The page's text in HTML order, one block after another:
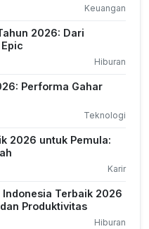
Keuangan
2026: Dari
Hiburan
Performa Gahar
Teknologi
2026 untuk Pemula:
Karir
Indonesia Terbaik 2026
Produktivitas
Hiburan